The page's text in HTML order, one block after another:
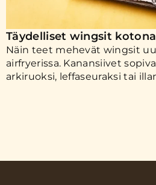
Täydelliset wingsit kotona
Näin teet mehevät wingsit
airfryerissa. Kanansiivet
arkiruoksi, leffaseuraksi tai